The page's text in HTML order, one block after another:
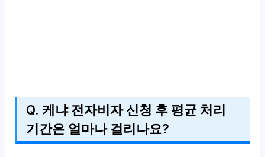
Q. 케냐 전자비자 신청 후 평균 처리
기간은 얼마나 걸리나요?